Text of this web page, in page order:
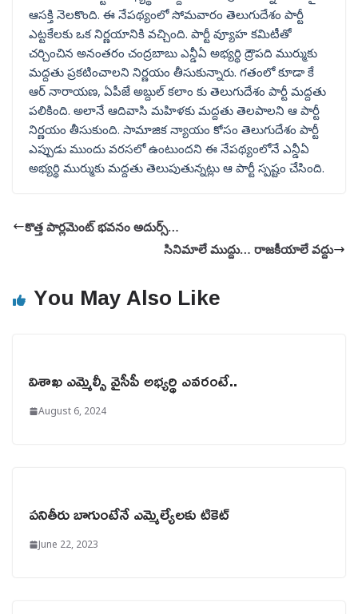
ఆసక్తి నెలకొంది. ఈ నేపథ్యంలో సోమవారం తెలుగుదేశం పార్టీ
ఎట్టకేలకు ఒక నిర్ణయానికి వచ్చింది. పార్టీ వ్యూహ కమిటీతో
చర్చించిన అనంతరం చంద్రబాబు ఎన్డీఏ అభ్యర్థి ద్రౌపది ముర్ముకు
మద్దతు ప్రకటించాలని నిర్ణయం తీసుకున్నారు. గతంలో కూడా కే
ఆర్ నారాయణ, ఏపీజే అబ్దుల్ కలాం కు తెలుగుదేశం పార్టీ మద్దతు
పలికింది. అలానే ఆదివాసి మహిళకు మద్దతు తెలపాలని ఆ పార్టీ
నిర్ణయం తీసుకుంది. సామాజిక న్యాయం కోసం తెలుగుదేశం పార్టీ
ఎప్పుడు ముందు వరసలో ఉంటుందని ఈ నేపథ్యంలోనే ఎన్డీఏ
అభ్యర్థి ముర్ముకు మద్దతు తెలుపుతున్నట్లు ఆ పార్టీ స్పష్టం చేసింది.
కొత్త పార్లమెంట్ భవనం అదుర్స్…
సినిమాలే ముద్దు… రాజకీయాలే వద్దు
You May Also Like
విశాఖ ఎమ్మెల్సీ వైసీపీ అభ్యర్థి ఎవరంటే..
August 6, 2024
పనితీరు బాగుంటేనే ఎమ్మెల్యేలకు టికెట్‌
June 22, 2023